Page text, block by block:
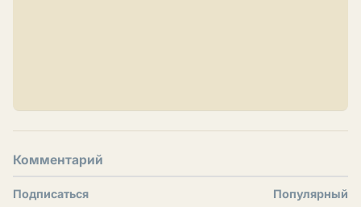
Комментарий
Подписаться Популярный